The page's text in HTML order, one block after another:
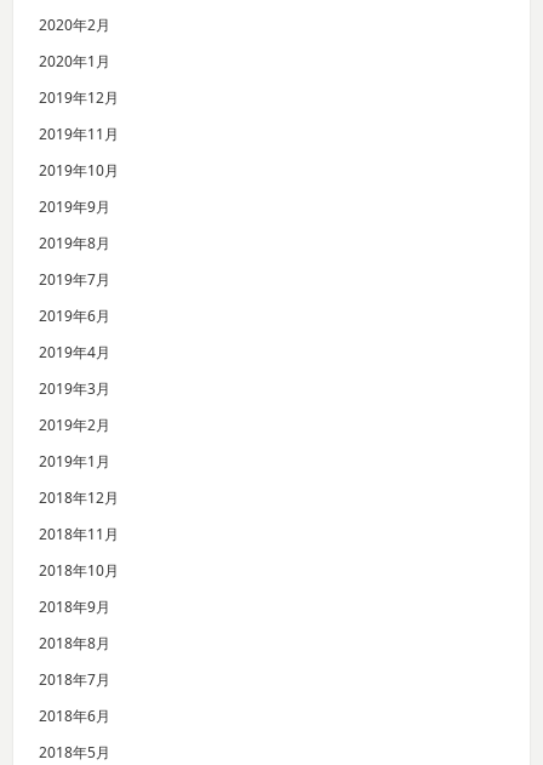
2020年2月
2020年1月
2019年12月
2019年11月
2019年10月
2019年9月
2019年8月
2019年7月
2019年6月
2019年4月
2019年3月
2019年2月
2019年1月
2018年12月
2018年11月
2018年10月
2018年9月
2018年8月
2018年7月
2018年6月
2018年5月